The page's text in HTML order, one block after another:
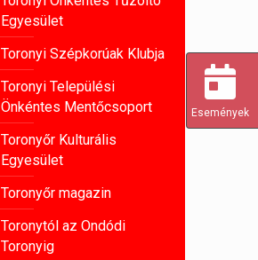
Egyesület
Toronyi Szépkorúak Klubja
Toronyi Települési
Önkéntes Mentőcsoport
Toronyőr Kulturális
Egyesület
Toronyőr magazin
Toronytól az Ondódi
Toronyig
Események